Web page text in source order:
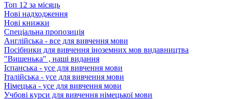
Топ 12 за місяць
Нові надходження
Нові книжки
Спеціальна пропозиція
Англійська - все для вивчення мови
Посібники для вивчення іноземних мов видавництва
"Вишенька" , наші видання
Іспанська - усе для вивчення мови
Італійська - усе для вивчення мови
Німецька - усе для вивчення мови
Учбові курси для вивчення німецької мови